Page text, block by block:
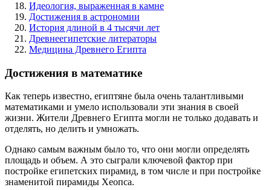
Идеология, выраженная в камне
Достижения в астрономии
История длиной в 4 тысячи лет
Древнеегипетские литераторы
Медицина Древнего Египта
Достижения в математике
Как теперь известно, египтяне была очень талантливыми
математиками и умело использовали эти знания в своей
жизни. Жители Древнего Египта могли не только додавать и
отделять, но делить и умножать.
Однако самым важным было то, что они могли определять
площадь и объем. А это сыграли ключевой фактор при
постройке египетских пирамид, в том числе и при постройке
знаменитой пирамиды Хеопса.